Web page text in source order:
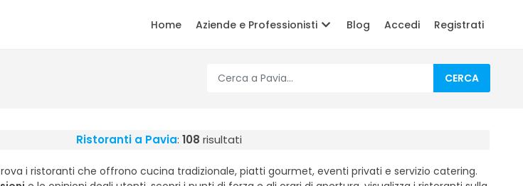
Home Aziende e Professionisti Blog Accedi Registrati
CERCA
Ristoranti a Pavia: 108 risultati
i ristoranti che offrono cucina tradizionale, piatti gourmet, eventi privati e servizio catering.